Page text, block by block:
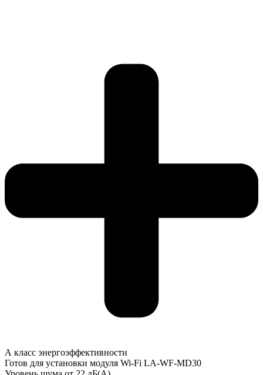
А класс энергоэффективности
Готов для установки модуля Wi-Fi LA-WF-MD30